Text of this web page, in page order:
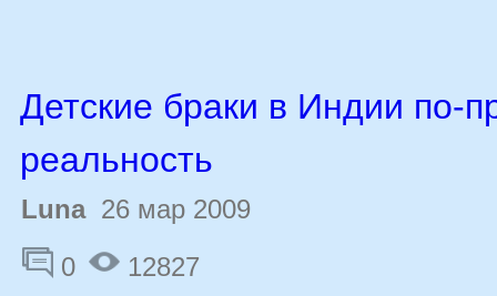
Детские браки в Индии по-
реальность
Luna26 мар 2009
0
12827